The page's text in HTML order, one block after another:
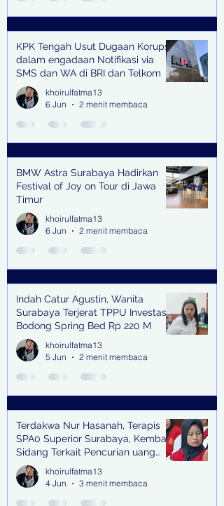
KPK Tengah Usut Dugaan Korupsi
dalam engadaan Notifikasi via
SMS dan WA di BRI dan Telkom
khoirulfatma13
6 Jun
2 menit membaca
BMW Astra Surabaya Hadirkan
Festival of Joy on Tour di Jawa
Timur
khoirulfatma13
6 Jun
2 menit membaca
Indah Catur Agustin, Wanita
Surabaya Terjerat TPPU Investasi
Bodong Spring Bed Rp 220 M
khoirulfatma13
5 Jun
2 menit membaca
Terdakwa Nur Hasanah, Terapis
SPA0 Superior Surabaya, Kembali
Sidang Terkait Pencurian uang
senilai Rp1,285 M di PN Surabaya
khoirulfatma13
4 Jun
3 menit membaca